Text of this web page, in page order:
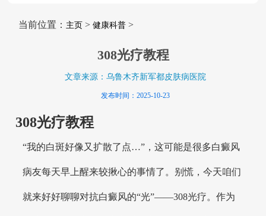
当前位置： 主页> 健康科普>
308光疗教程
文章来源：乌鲁木齐新军都皮肤病医院
发布时间：2025-10-23
308光疗教程
“我的白斑好像又扩散了点…”，这可能是很多白癜风
病友每天早上醒来较揪心的事情了。别慌，今天咱们
就来好好聊聊对抗白癜风的“光”——308光疗。作为